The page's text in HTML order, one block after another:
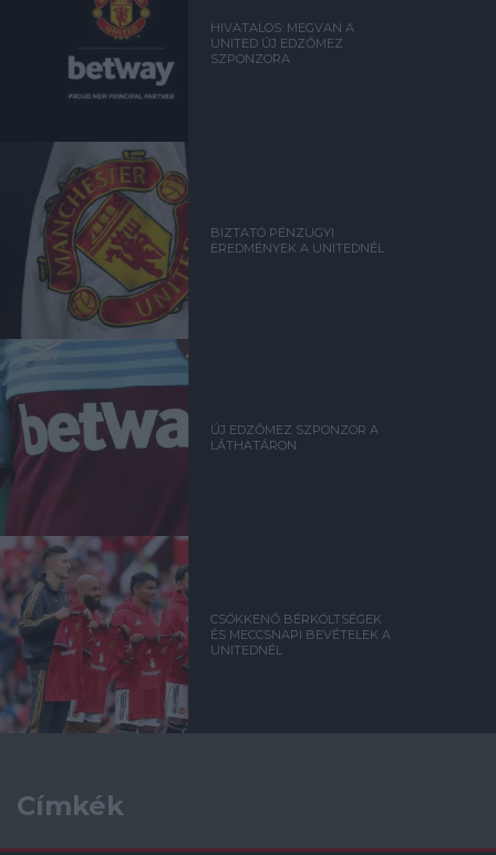
HIVATALOS: MEGVAN A
UNITED ÚJ EDZŐMEZ
SZPONZORA
BIZTATÓ PÉNZÜGYI
EREDMÉNYEK A UNITEDNÉL
ÚJ EDZŐMEZ SZPONZOR A
LÁTHATÁRON
CSÖKKENŐ BÉRKÖLTSÉGEK
ÉS MECCSNAPI BEVÉTELEK A
UNITEDNÉL
Címkék